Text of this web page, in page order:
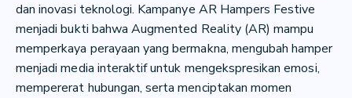
dan inovasi teknologi. Kampanye AR Hampers Festive
menjadi bukti bahwa Augmented Reality (AR) mampu
memperkaya perayaan yang bermakna, mengubah hamper
menjadi media interaktif untuk mengekspresikan emosi,
mempererat hubungan, serta menciptakan momen